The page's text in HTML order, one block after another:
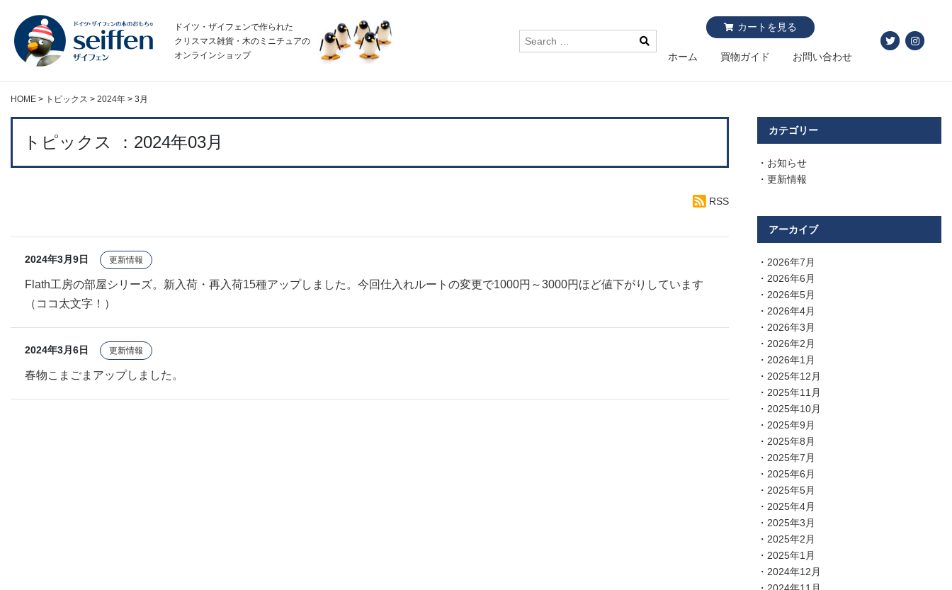
ドイツ・ザイフェンで作られた
クリスマス雑貨・木のミニチュアの
オンラインショップ
検
索:
カートを見る
ホーム 買物ガイド お問い合わせ
HOME > トピックス > 2024年 > 3月
トピックス ：2024年03月
RSS
2024年3月9日 更新情報
Flath工房の部屋シリーズ。新入荷・再入荷15種アップしました。今回仕入れルートの変更で1000円～3000円ほど値下がりしています
（ココ太文字！）
2024年3月6日 更新情報
春物こまごまアップしました。
カテゴリー
お知らせ
更新情報
アーカイブ
2026年7月
2026年6月
2026年5月
2026年4月
2026年3月
2026年2月
2026年1月
2025年12月
2025年11月
2025年10月
2025年9月
2025年8月
2025年7月
2025年6月
2025年5月
2025年4月
2025年3月
2025年2月
2025年1月
2024年12月